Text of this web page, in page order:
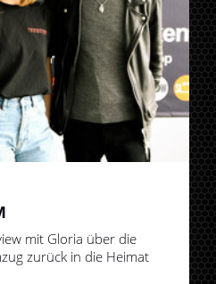
mit Gloria über die
zurück in die Heimat